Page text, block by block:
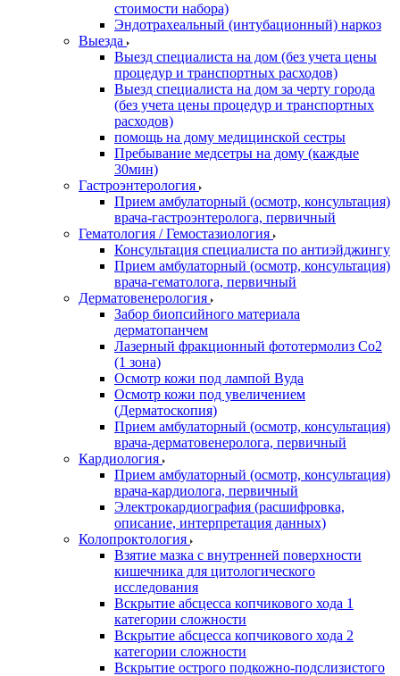
стоимости набора)
Эндотрахеальный (интубационный) наркоз
Выезда
Выезд специалиста на дом (без учета цены
процедур и транспортных расходов)
Выезд специалиста на дом за черту города
(без учета цены процедур и транспортных
расходов)
помощь на дому медицинской сестры
Пребывание медсетры на дому (каждые
30мин)
Гастроэнтерология
Прием амбулаторный (осмотр, консультация)
врача-гастроэнтеролога, первичный
Гематология / Гемостазиология
Консультация специалиста по антиэйджингу
Прием амбулаторный (осмотр, консультация)
врача-гематолога, первичный
Дерматовенерология
Забор биопсийного материала
дерматопанчем
Лазерный фракционный фототермолиз Со2
(1 зона)
Осмотр кожи под лампой Вуда
Осмотр кожи под увеличением
(Дерматоскопия)
Прием амбулаторный (осмотр, консультация)
врача-дерматовенеролога, первичный
Кардиология
Прием амбулаторный (осмотр, консультация)
врача-кардиолога, первичный
Электрокардиография (расшифровка,
описание, интерпретация данных)
Колопроктология
Взятие мазка с внутренней поверхности
кишечника для цитологического
исследования
Вскрытие абсцесса копчикового хода 1
категории сложности
Вскрытие абсцесса копчикового хода 2
категории сложности
Вскрытие острого подкожно-подслизистого